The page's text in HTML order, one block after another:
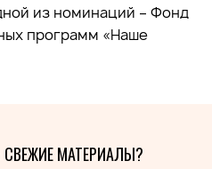
из номинаций – Фонд
программ «Наше
МАТЕРИАЛЫ?